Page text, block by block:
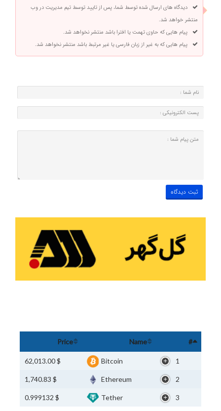
دیدگاه های ارسال شده توسط شما، پس از تایید توسط تیم مدیریت در وب
منتشر خواهد شد.
پیام هایی که حاوی تهمت یا افترا باشد منتشر نخواهد شد.
پیام هایی که به غیر از زبان فارسی یا غیر مرتبط باشد منتشر نخواهد شد.
#
Name
Price
1
Bitcoin
$ 62,013.00
2
Ethereum
$ 1,740.83
3
Tether
$ 0.999132